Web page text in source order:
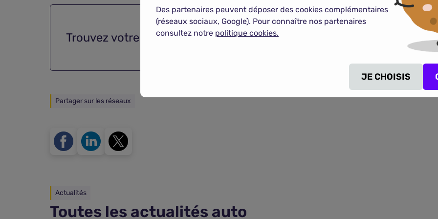
Trouvez votre assurance auto en quelques clics !
Partager sur les réseaux
Actualités
Toutes les actualités auto
Des partenaires peuvent déposer des cookies complémentaires
(réseaux sociaux, Google). Pour connaître nos partenaires
consultez notre politique cookies.
JE CHOISIS